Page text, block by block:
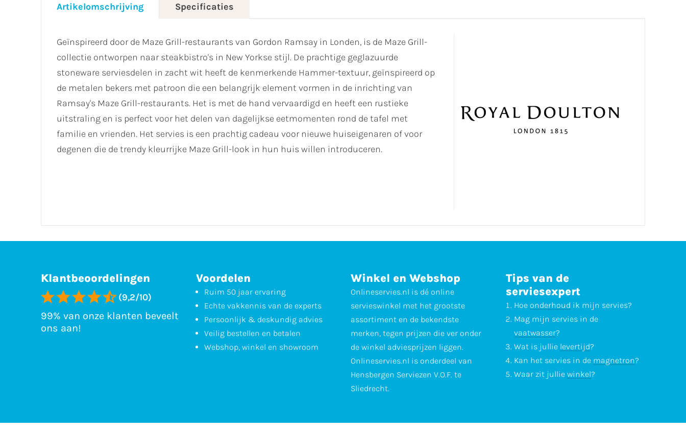
Artikelomschrijving Specificaties
Geïnspireerd door de Maze Grill-restaurants van Gordon Ramsay in Londen, is de Maze Grill-
collectie ontworpen naar steakbistro's in New Yorkse stijl. De prachtige geglazuurde
stoneware serviesdelen in zacht wit heeft de kenmerkende Hammer-textuur, geïnspireerd op
de metalen bekers met patroon die een belangrijk element vormen in de inrichting van
Ramsay's Maze Grill-restaurants. Het is met de hand vervaardigd en heeft een rustieke
uitstraling en is perfect voor het delen van dagelijkse eetmomenten rond de tafel met
familie en vrienden. Het servies is een prachtig cadeau voor nieuwe huiseigenaren of voor
degenen die de trendy kleurrijke Maze Grill-look in hun huis willen introduceren.
Klantbeoordelingen
(9,2/10)
99% van onze klanten beveelt
ons aan!
Voordelen
Ruim 50 jaar ervaring
Echte vakkennis van de experts
Persoonlijk & deskundig advies
Veilig bestellen en betalen
Webshop, winkel en showroom
Winkel en Webshop
Onlineservies.nl is dé online
servieswinkel met het grootste
assortiment en de bekendste
merken, tegen prijzen die ver onder
de winkel adviesprijzen liggen.
Onlineservies.nl is onderdeel van
Hensbergen Serviezen V.O.F. te
Sliedrecht.
Tips van de
serviesexpert
Hoe onderhoud ik mijn servies?
Mag mijn servies in de
vaatwasser?
Wat is jullie levertijd?
Kan het servies in de magnetron?
Waar zit jullie winkel?